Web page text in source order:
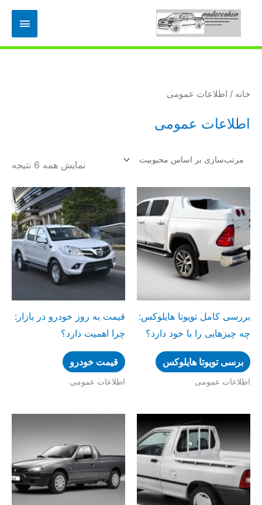
اصلی
خانه / اطلاعات عمومی
اطلاعات عمومی
نمایش همه 6 نتیجه
بررسی کامل تویوتا هایلوکس:
چه چیزهایی را با خود دارد؟
برسی تویوتا هایلوکس
اطلاعات عمومی
قیمت به روز خودرو در بازار:
چرا اهمیت دارد؟
قیمت خودرو
اطلاعات عمومی